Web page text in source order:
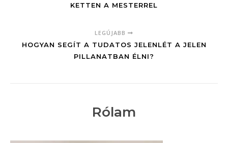
KETTEN A MESTERREL
LEGÚJABB
HOGYAN SEGÍT A TUDATOS JELENLÉT A JELEN
PILLANATBAN ÉLNI?
Rólam